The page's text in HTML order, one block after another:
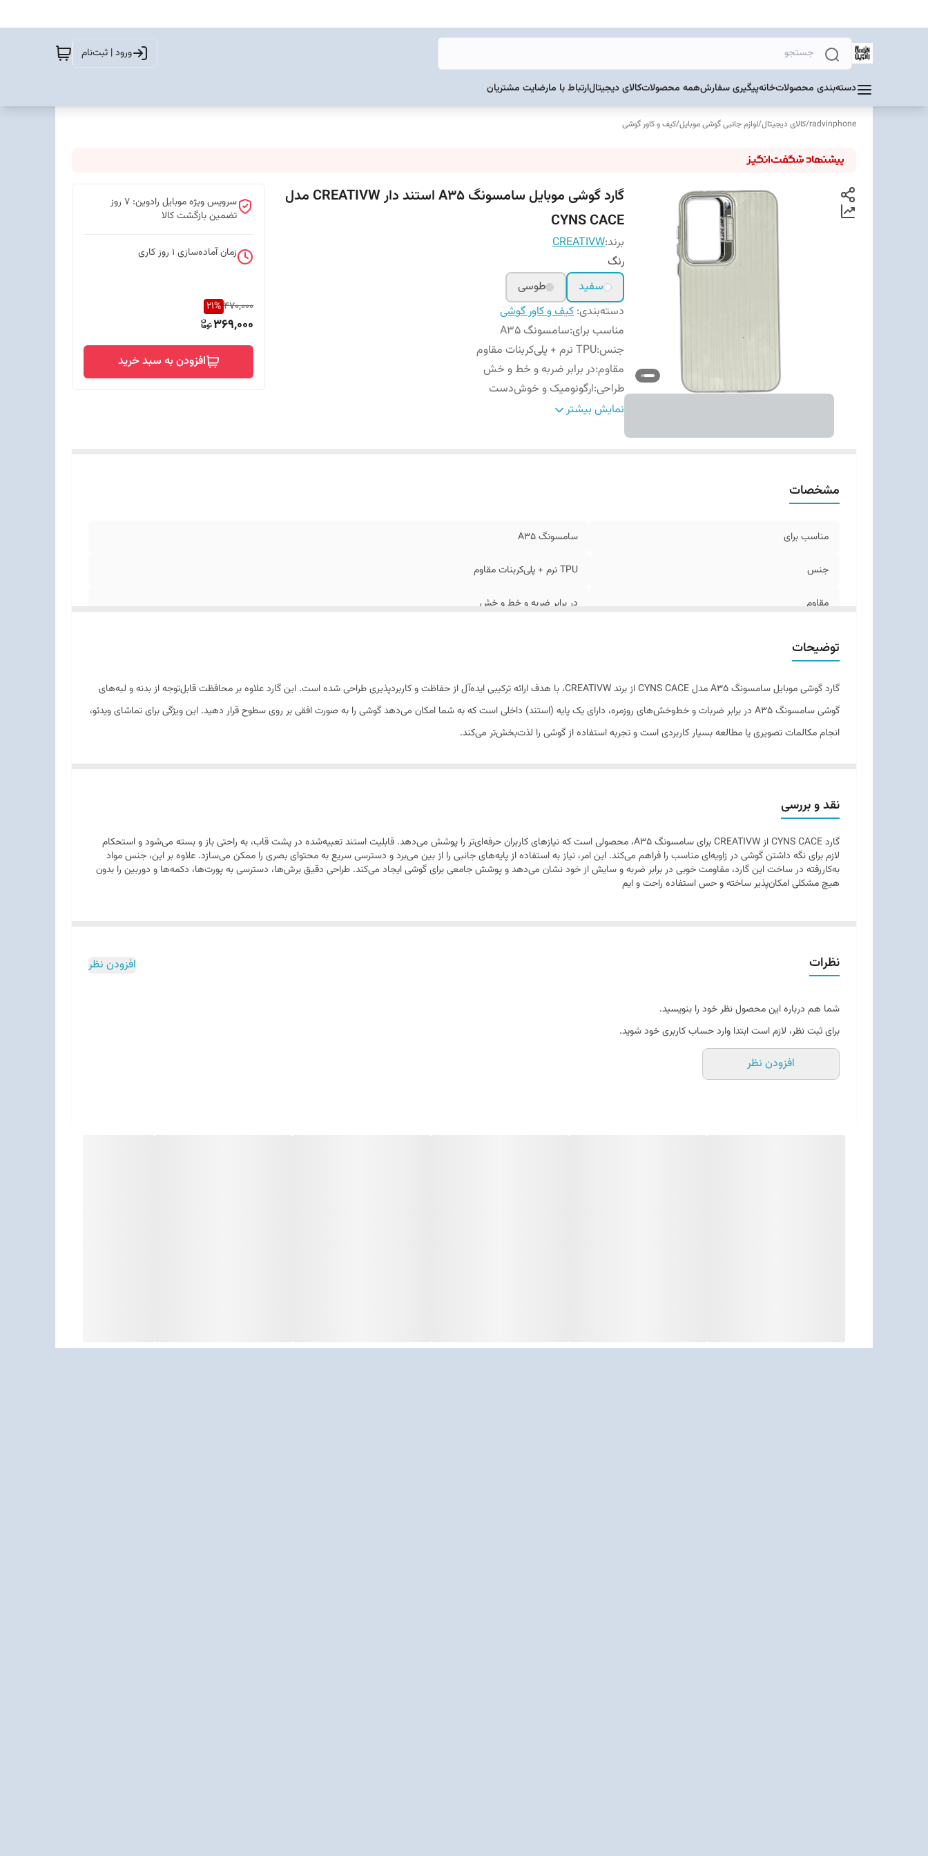
ورود | ثبت‌نام
دسته‌بندی محصولاتخانهپیگیری سفارشهمه محصولاتکالای دیجیتالارتباط با مارضایت مشتریان
radvinphone
/کالای دیجیتال/لوازم جانبی گوشی موبایل/کیف و کاور گوشی
گارد گوشی موبایل سامسونگ A35 استند دار CREATIVW مدل
CYNS CACE
برند:CREATIVW
رنگ
سفید
طوسی
دسته‌بندی: کیف و کاور گوشی
مناسب برای:سامسونگ A35
جنس:TPU نرم + پلی‌کربنات مقاوم
مقاوم:در برابر ضربه و خط و خش
طراحی:ارگونومیک و خوش‌دست
وزن:مناسب با ضخامت استاندارد
نمایش بیشتر
سرویس ویژه موبایل رادوین: 7 روز
تضمین بازگشت کالا
زمان آماده‌سازی 1 روز کاری
470,000
21%
369,000
افزودن به سبد خرید
مشخصات
مناسب برای سامسونگ A35
جنس TPU نرم + پلی‌کربنات مقاوم
مقاوم در برابر ضربه و خط و خش
توضیحات
گارد گوشی موبایل سامسونگ A35 مدل CYNS CACE از برند CREATIVW، با هدف ارائه ترکیبی ایده‌آل از حفاظت و کاربردپذیری طراحی شده است. این گارد علاوه بر محافظت قابل‌توجه از بدنه و لبه‌های
گوشی سامسونگ A35 در برابر ضربات و خط‌وخش‌های روزمره، دارای یک پایه (استند) داخلی است که به شما امکان می‌دهد گوشی را به صورت افقی بر روی سطوح قرار دهید. این ویژگی برای تماشای ویدئو،
انجام مکالمات تصویری یا مطالعه بسیار کاربردی است و تجربه استفاده از گوشی را لذت‌بخش‌تر می‌کند.
نقد و بررسی
گارد CYNS CACE از CREATIVW برای سامسونگ A35، محصولی است که نیازهای کاربران حرفه‌ای‌تر را پوشش می‌دهد. قابلیت استند تعبیه‌شده در پشت قاب، به راحتی باز و بسته می‌شود و استحکام
لازم برای نگه داشتن گوشی در زاویه‌ای مناسب را فراهم می‌کند. این امر، نیاز به استفاده از پایه‌های جانبی را از بین می‌برد و دسترسی سریع به محتوای بصری را ممکن می‌سازد. علاوه بر این، جنس مواد
به‌کاررفته در ساخت این گارد، مقاومت خوبی در برابر ضربه و سایش از خود نشان می‌دهد و پوشش جامعی برای گوشی ایجاد می‌کند. طراحی دقیق برش‌ها، دسترسی به پورت‌ها، دکمه‌ها و دوربین را بدون
هیچ مشکلی امکان‌پذیر ساخته و حس استفاده راحت و ایم
نظرات افزودن نظر
شما هم درباره این محصول نظر خود را بنویسید.
برای ثبت نظر، لازم است ابتدا وارد حساب کاربری خود شوید.
افزودن نظر